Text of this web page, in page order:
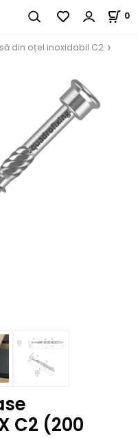
0
din oțel inoxidabil C2
C2 (200